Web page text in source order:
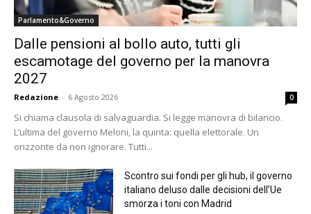
Parlamento&Governo
Dalle pensioni al bollo auto, tutti gli
escamotage del governo per la manovra
2027
Redazione - 6 Agosto 2026 0
Si chiama clausola di salvaguardia. Si legge manovra di bilancio.
L’ultima del governo Meloni, la quinta: quella elettorale. Un
orizzonte da non ignorare. Tutti...
Scontro sui fondi per gli hub, il governo
italiano deluso dalle decisioni dell’Ue
smorza i toni con Madrid